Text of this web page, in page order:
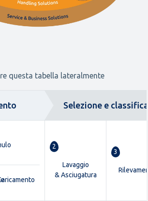
questa tabella lateralmente
Selezione e
2
Lavaggio
& Asciugatura
3